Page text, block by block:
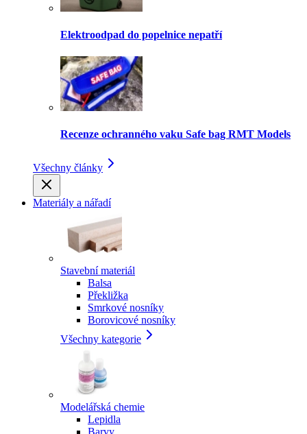
Elektroodpad do popelnice nepatří
Recenze ochranného vaku Safe bag RMT Models
Všechny články
Materiály a nářadí
Stavební materiál
Balsa
Překližka
Smrkové nosníky
Borovicové nosníky
Všechny kategorie
Modelářská chemie
Lepidla